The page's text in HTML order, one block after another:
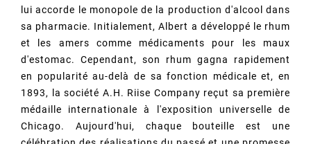
lui accorde le monopole de la production d'alcool dans
sa pharmacie. Initialement, Albert a développé le rhum
et les amers comme médicaments pour les maux
d'estomac. Cependant, son rhum gagna rapidement
en popularité au-delà de sa fonction médicale et, en
1893, la société A.H. Riise Company reçut sa première
médaille internationale à l'exposition universelle de
Chicago. Aujourd'hui, chaque bouteille est une